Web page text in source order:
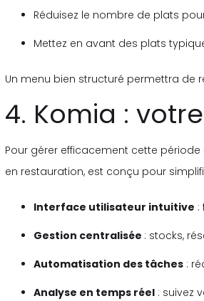
Réduisez le nombre de plats
Mettez en avant des plats
Un menu bien structuré permettra de
4. Komia :
Pour gérer efficacement cette
en restauration, est conçu pour
Interface utilisateur intuitive :
Gestion centralisée : stocks,
Automatisation des tâches :
Analyse en temps réel : suivez